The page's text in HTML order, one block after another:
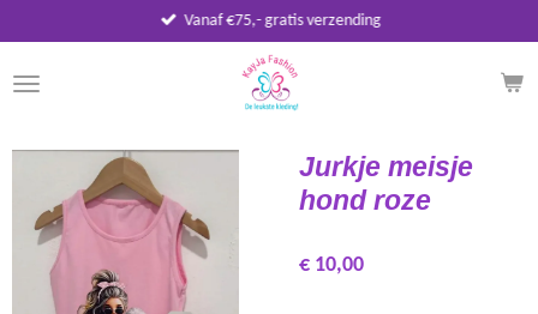
direct
naar
de
Vanaf €75,- gratis verzending
Jurkje meisje
hond roze
€ 10,00